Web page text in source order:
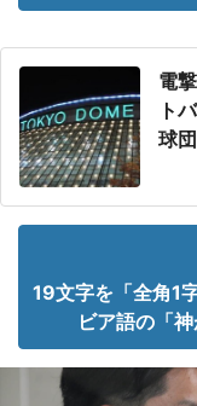
電
ト
球
19文字を「全角1
ビア語の「